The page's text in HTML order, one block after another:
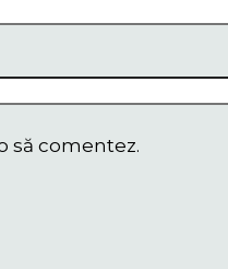
să comentez.